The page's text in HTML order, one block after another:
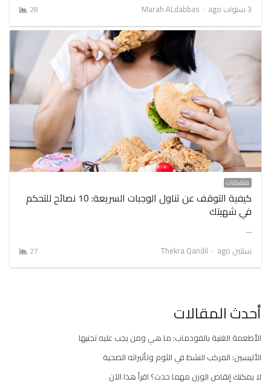
3 سنوات ago
Author
Marah ALdabbas
28
متفرقات
كيفية التوقف عن تناول الوجبات السريعة: 10 نصائح للتحكم
في شهيتك
…
سنتين ago
Author
Thekra Qandil
27
أحدث المقالات
الأطعمة الغنية بالفودماب: ما هي ومن يجب عليه تجنبها
الأليسين: المركب النشط في الثوم وتأثيراته الصحية
لا يمكنك إنقاص الوزن مهما حدث؟ اقرأ هذا الآن